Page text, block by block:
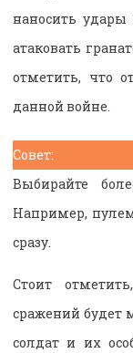
наносить
атаковать
отметить, что
данной войне.
Совет:
Выбирайте
Например,
сразу.
Стоит
сражений будет
солдат и их